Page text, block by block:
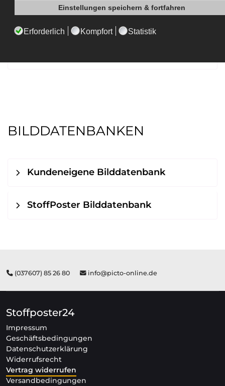
BILDDATENBANKEN
Kundeneigene Bilddatenbank
StoffPoster Bilddatenbank
(037607) 85 26 80 info@picto-online.de
Stoffposter24
Impressum
Geschäftsbedingungen
Datenschutzerklärung
Widerrufsrecht
Vertrag widerrufen
Versandbedingungen